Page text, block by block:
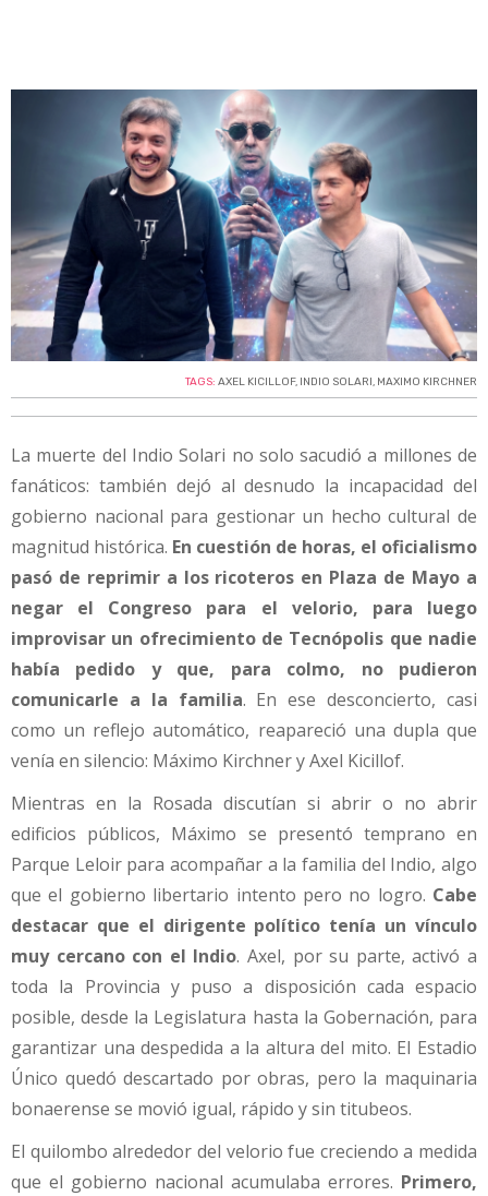
TAGS: AXEL KICILLOF, INDIO SOLARI , MAXIMO KIRCHNER
La muerte del Indio Solari no solo sacudió a millones de
fanáticos: también dejó al desnudo la incapacidad del
gobierno nacional para gestionar un hecho cultural de
magnitud histórica. En cuestión de horas, el oficialismo
pasó de reprimir a los ricoteros en Plaza de Mayo a
negar el Congreso para el velorio, para luego
improvisar un ofrecimiento de Tecnópolis que nadie
había pedido y que, para colmo, no pudieron
comunicarle a la familia. En ese desconcierto, casi
como un reflejo automático, reapareció una dupla que
venía en silencio: Máximo Kirchner y Axel Kicillof.
Mientras en la Rosada discutían si abrir o no abrir
edificios públicos, Máximo se presentó temprano en
Parque Leloir para acompañar a la familia del Indio, algo
que el gobierno libertario intento pero no logro. Cabe
destacar que el dirigente político tenía un vínculo
muy cercano con el Indio. Axel, por su parte, activó a
toda la Provincia y puso a disposición cada espacio
posible, desde la Legislatura hasta la Gobernación, para
garantizar una despedida a la altura del mito. El Estadio
Único quedó descartado por obras, pero la maquinaria
bonaerense se movió igual, rápido y sin titubeos.
El quilombo alrededor del velorio fue creciendo a medida
que el gobierno nacional acumulaba errores. Primero,